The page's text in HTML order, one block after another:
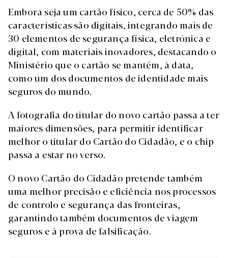
Embora seja um cartão físico, cerca de 50% das
características são digitais, integrando mais de
30 elementos de segurança física, eletrónica e
digital, com materiais inovadores, destacando o
Ministério que o cartão se mantém, à data,
como um dos documentos de identidade mais
seguros do mundo.
A fotografia do titular do novo cartão passa a ter
maiores dimensões, para permitir identificar
melhor o titular do Cartão do Cidadão, e o chip
passa a estar no verso.
O novo Cartão do Cidadão pretende também
uma melhor precisão e eficiência nos processos
de controlo e segurança das fronteiras,
garantindo também documentos de viagem
seguros e à prova de falsificação.